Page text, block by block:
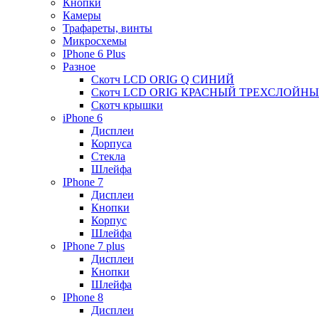
Кнопки
Камеры
Трафареты, винты
Микросхемы
IPhone 6 Plus
Разное
Скотч LCD ORIG Q СИНИЙ
Скотч LCD ORIG КРАСНЫЙ
Скотч крышки
iPhone 6
Дисплеи
Корпуса
Стекла
Шлейфа
IPhone 7
Дисплеи
Кнопки
Корпус
Шлейфа
IPhone 7 plus
Дисплеи
Кнопки
Шлейфа
IPhone 8
Дисплеи